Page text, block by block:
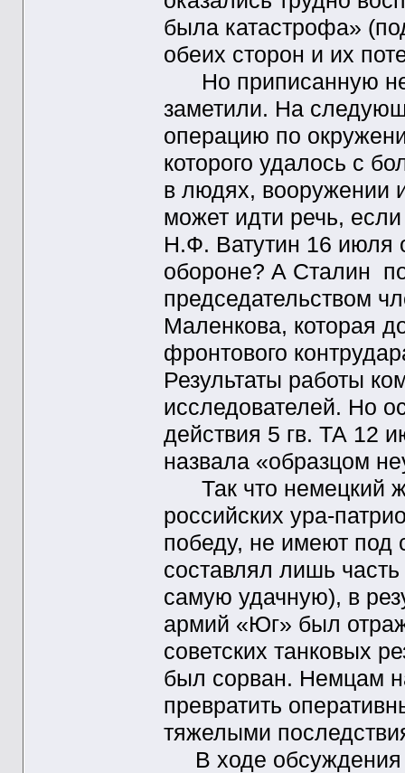
была катастрофа»
обеих сторон и их
Но приписанную
заметили. На
операцию по
которого удалось с
в людях, вооружении
может идти речь,
Н.Ф. Ватутин 16 июля
обороне? А Сталин
председательством
Маленкова, которая
фронтового
Результаты работы
исследователей. Но
действия 5 гв. ТА 12
назвала «образцом
Так что немецкий
российских ура-
победу, не имеют
составлял лишь
самую удачную), в
армий «Юг» был
советских танковых
был сорван. Немцам
превратить
тяжелыми
В ходе обсуждения